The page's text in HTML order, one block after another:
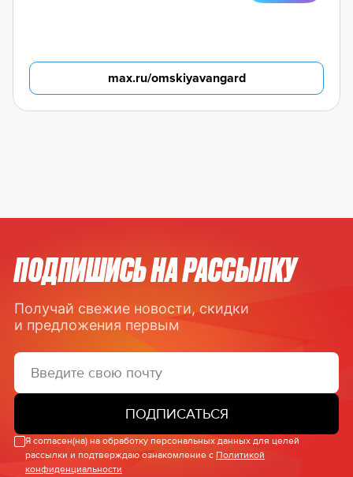
max.ru/omskiyavangard
ПОДПИШИСЬ НА РАССЫЛКУ
Получай свежие новости, скидки
и предложения первым
ПОДПИСАТЬСЯ
Я согласен(на) на обработку персональных данных для целей
рассылки и подтверждаю ознакомление с Политикой
конфиденциальности